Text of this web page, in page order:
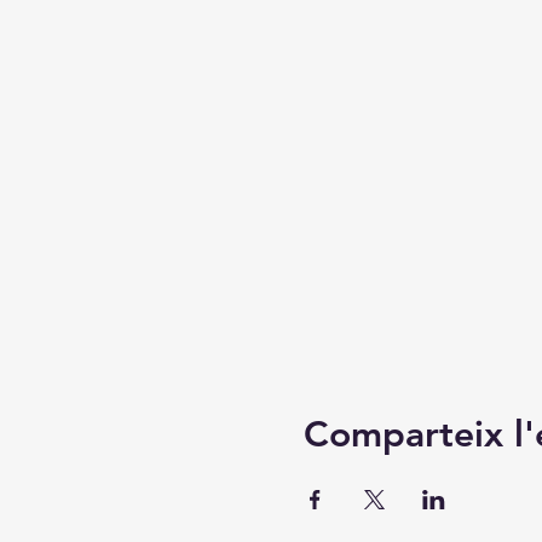
Comparteix